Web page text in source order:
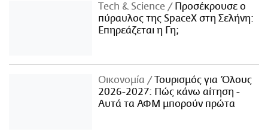
Τech & Science
Προσέκρουσε ο
πύραυλος της SpaceX στη Σελήνη:
Επηρεάζεται η Γη;
Οικονομία
Τουρισμός για Όλους
2026-2027: Πώς κάνω αίτηση -
Αυτά τα ΑΦΜ μπορούν πρώτα